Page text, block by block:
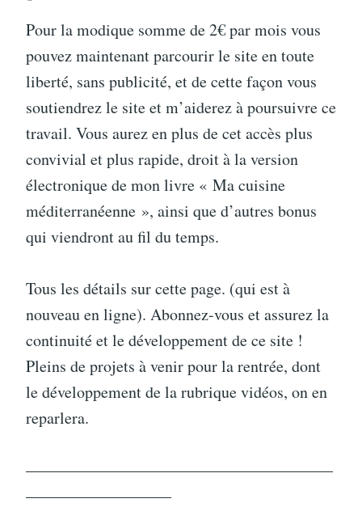
Pour la modique somme de 2€ par mois vous
pouvez maintenant parcourir le site en toute
liberté, sans publicité, et de cette façon vous
soutiendrez le site et m’aiderez à poursuivre ce
travail. Vous aurez en plus de cet accès plus
convivial et plus rapide, droit à la version
électronique de mon livre « Ma cuisine
méditerranéenne », ainsi que d’autres bonus
qui viendront au fil du temps.
Tous les détails sur cette page. (qui est à
nouveau en ligne). Abonnez-vous et assurez la
continuité et le développement de ce site !
Pleins de projets à venir pour la rentrée, dont
le développement de la rubrique vidéos, on en
reparlera.
———————————————————
—————————